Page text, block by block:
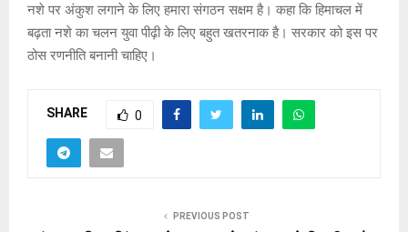
नशे पर अंकुश लगाने के लिए हमारा संगठन सक्षम है। कहा कि हिमाचल में
बढ़ता नशे का चलन युवा पीढ़ी के लिए बहुत खतरनाक है। सरकार को इस पर
ठोस रणनीति बनानी चाहिए।
SHARE 0
PREVIOUS POST